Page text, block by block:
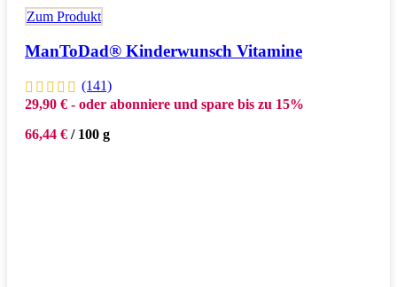
Zum Produkt
ManToDad® Kinderwunsch Vitamine
(141)
29,90 € - oder abonniere und spare bis zu 15%
66,44 € / 100 g